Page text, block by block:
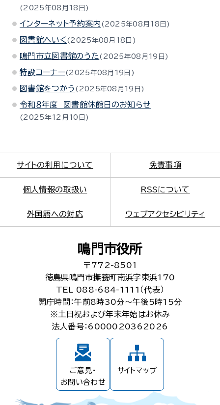
2025年08月18日
インターネット予約案内 2025年08月18日
図書館へいく 2025年08月18日
鳴門市立図書館のうた 2025年08月19日
特設コーナー 2025年08月19日
図書館をつかう 2025年08月19日
令和８年度 図書館休館日のお知らせ
2025年12月10日
サイトの利用について 免責事項
個人情報の取扱い RSSについて
外国語への対応 ウェブアクセシビリティ
鳴門市役所
〒772-8501
徳島県鳴門市撫養町南浜字東浜170
TEL 088-684-1111（代表）
開庁時間：午前8時30分～午後5時15分
※土日祝および年末年始はお休み
法人番号：6000020362026
ご意見・
お問い合わせ
サイトマップ